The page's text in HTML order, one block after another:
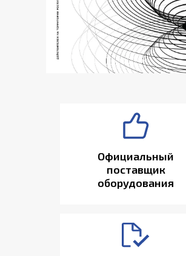
Официальный
поставщик
оборудования